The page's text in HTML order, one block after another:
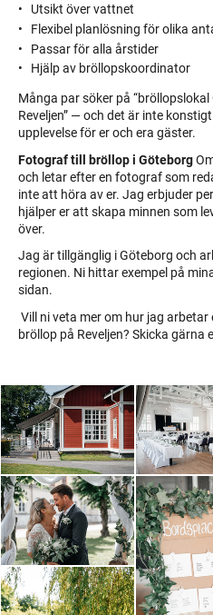
Utsikt över vattnet
Flexibel planlösning för olika
Passar för alla årstider
Hjälp av bröllopskoordinator
Många par söker på “bröllopslokal
Reveljen” — och det är inte
upplevelse för er och era gäster.
Fotograf till bröllop i Göteborg
och letar efter en fotograf som
inte att höra av er. Jag erbjuder
hjälper er att skapa minnen som
över.
Jag är tillgänglig i Göteborg och
regionen. Ni hittar exempel på
sidan.
Vill ni veta mer om hur jag
bröllop på Reveljen? Skicka gärna